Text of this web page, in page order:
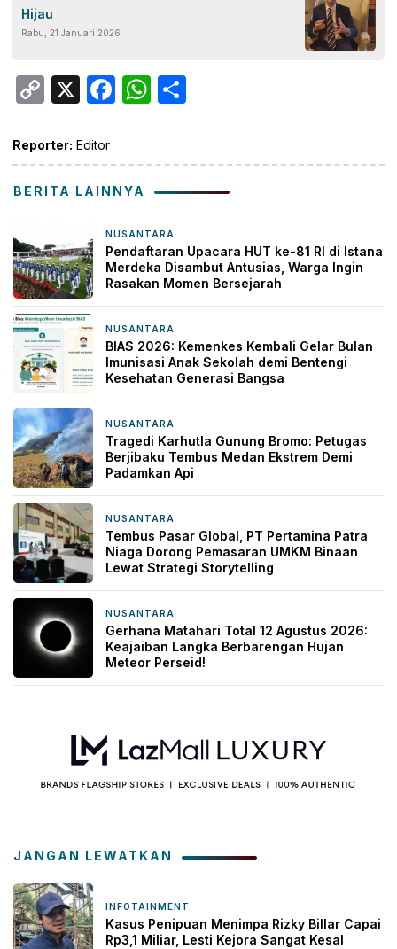
Hijau
Rabu, 21 Januari 2026
Copy
X Facebook
WhatsApp
Reporter: Editor
BERITA LAINNYA
NUSANTARA
Pendaftaran Upacara HUT ke-81 RI di Istana
Merdeka Disambut Antusias, Warga Ingin
Rasakan Momen Bersejarah
NUSANTARA
BIAS 2026: Kemenkes Kembali Gelar Bulan
Imunisasi Anak Sekolah demi Bentengi
Kesehatan Generasi Bangsa
NUSANTARA
Tragedi Karhutla Gunung Bromo: Petugas
Berjibaku Tembus Medan Ekstrem Demi
Padamkan Api
NUSANTARA
Tembus Pasar Global, PT Pertamina Patra
Niaga Dorong Pemasaran UMKM Binaan
Lewat Strategi Storytelling
NUSANTARA
Gerhana Matahari Total 12 Agustus 2026:
Keajaiban Langka Berbarengan Hujan
Meteor Perseid!
JANGAN LEWATKAN
INFOTAINMENT
Kasus Penipuan Menimpa Rizky Billar Capai
Rp3,1 Miliar, Lesti Kejora Sangat Kesal